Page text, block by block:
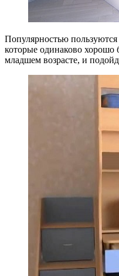
Популярностью
которые одинаково хорошо
младшем возрасте, и